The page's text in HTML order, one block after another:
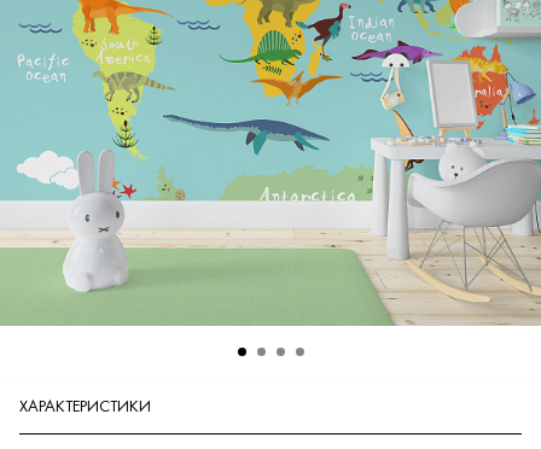
ХАРАКТЕРИСТИКИ